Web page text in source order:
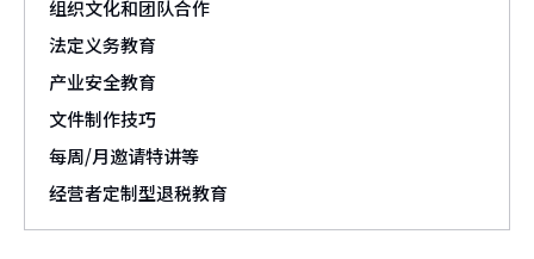
组织文化和团队合作
法定义务教育
产业安全教育
文件制作技巧
每周/月邀请特讲等
经营者定制型退税教育